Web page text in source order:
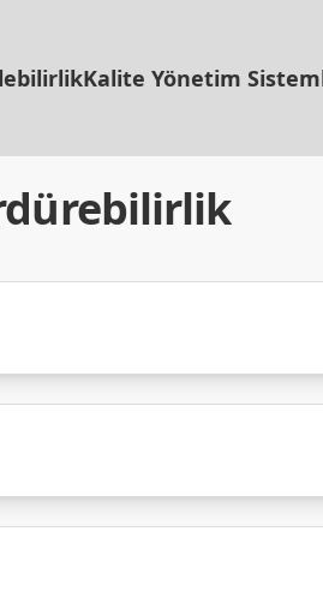
Kalite Yönetim